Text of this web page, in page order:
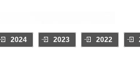
2024 2023 2022